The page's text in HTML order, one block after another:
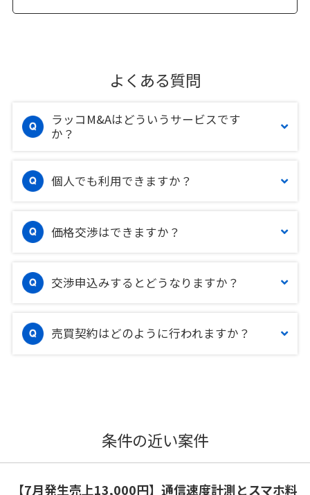
よくある質問
ラッコM&Aはどういうサービスです
か？
個人でも利用できますか？
価格交渉はできますか？
交渉申込みするとどうなりますか？
売買契約はどのように行われますか？
条件の近い案件
【7月発生売上13,000円】通信速度計測とスマホ料